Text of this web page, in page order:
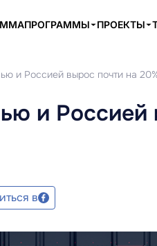
ПРОГРАММЫ ПРОЕКТЫ
и Россией вырос почти на
и Россией
в